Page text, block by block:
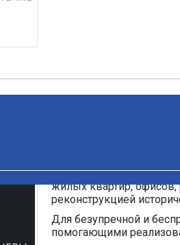
мастерская
Основанная в 2003
элитных частных и
жилых квартир, офисов,
реконструкцией
Для безупречной и
помогающими